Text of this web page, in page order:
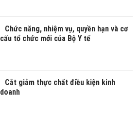
Chức năng, nhiệm vụ, quyền hạn và cơ
cấu tổ chức mới của Bộ Y tế
Cắt giảm thực chất điều kiện kinh
doanh